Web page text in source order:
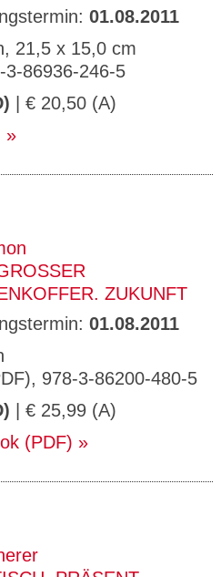
01.08.2011
21,5 x 15,0 cm
3-86936-246-5
| € 20,50 (A)
M
ZUKUNFT
01.08.2011
978-3-86200-480-5
| € 25,99 (A)
(PDF)